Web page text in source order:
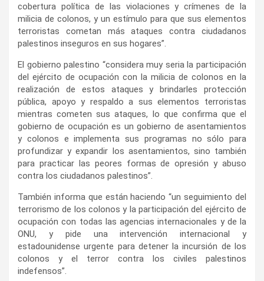
cobertura política de las violaciones y crímenes de la
milicia de colonos, y un estímulo para que sus elementos
terroristas cometan más ataques contra ciudadanos
palestinos inseguros en sus hogares”.
El gobierno palestino “considera muy seria la participación
del ejército de ocupación con la milicia de colonos en la
realización de estos ataques y brindarles protección
pública, apoyo y respaldo a sus elementos terroristas
mientras cometen sus ataques, lo que confirma que el
gobierno de ocupación es un gobierno de asentamientos
y colonos e implementa sus programas no sólo para
profundizar y expandir los asentamientos, sino también
para practicar las peores formas de opresión y abuso
contra los ciudadanos palestinos”.
También informa que están haciendo “un seguimiento del
terrorismo de los colonos y la participación del ejército de
ocupación con todas las agencias internacionales y de la
ONU, y pide una intervención internacional y
estadounidense urgente para detener la incursión de los
colonos y el terror contra los civiles palestinos
indefensos”.